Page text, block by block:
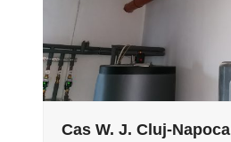
Cas W. J. Cluj-Napoca